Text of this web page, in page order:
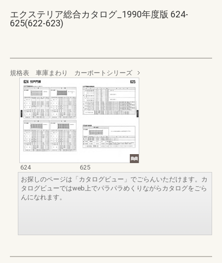
エクステリア総合カタログ_1990年度版 624-
625(622-623)
規格表 車庫まわり カーポートシリーズ
624
625
お探しのページは「カタログビュー」でごらんいただけます。カ
タログビューではweb上でパラパラめくりながらカタログをごら
んになれます。